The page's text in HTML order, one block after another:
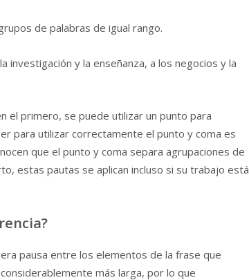
de palabras de igual rango.
investigación y la enseñanza, a los negocios y la
el primero, se puede utilizar un punto para
para utilizar correctamente el punto y coma es
que el punto y coma separa agrupaciones de
estas pautas se aplican incluso si su trabajo está
pausa entre los elementos de la frase que
más larga, por lo que